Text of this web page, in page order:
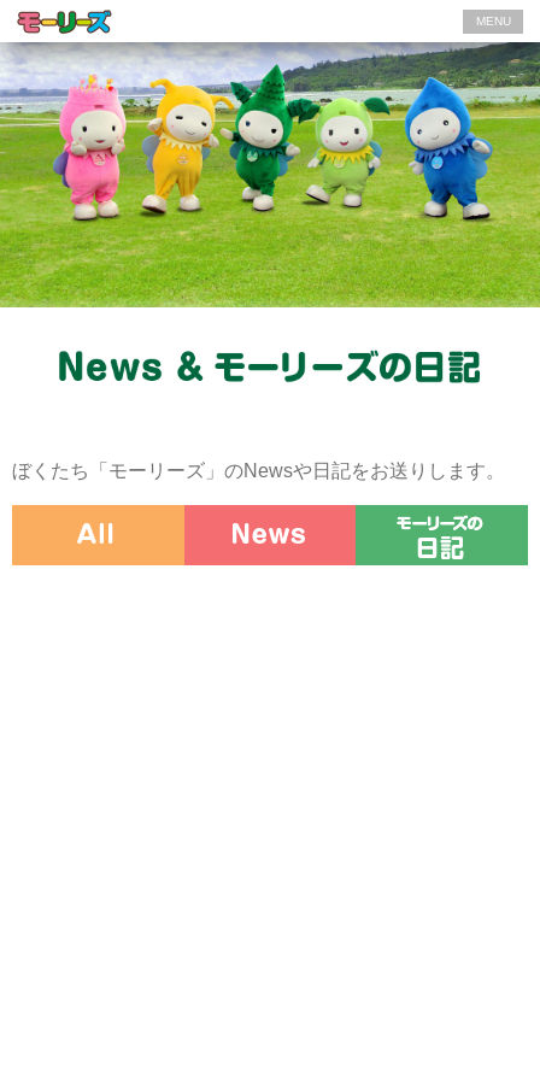
MENU
ぼくたち「モーリーズ」のNewsや日記をお送りします。